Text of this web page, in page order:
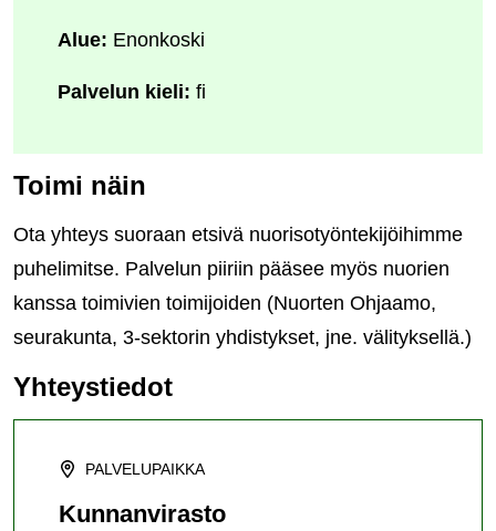
Alue: Enonkoski
Palvelun kieli: fi
Toimi näin
Ota yhteys suoraan etsivä nuorisotyöntekijöihimme
puhelimitse. Palvelun piiriin pääsee myös nuorien
kanssa toimivien toimijoiden (Nuorten Ohjaamo,
seurakunta, 3-sektorin yhdistykset, jne. välityksellä.)
Yhteystiedot
PALVELUPAIKKA
Kunnanvirasto